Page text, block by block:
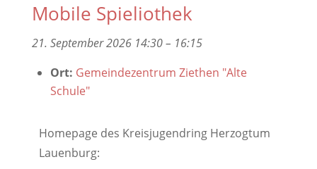
Mobile Spieliothek
21. September 2026 14:30– 16:15
Ort: Gemeindezentrum Ziethen "Alte
Schule"
Homepage des Kreisjugendring Herzogtum
Lauenburg: